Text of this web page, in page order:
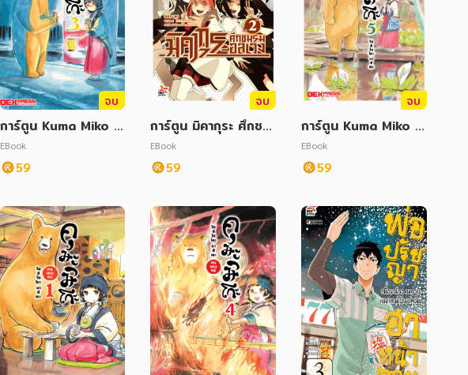
จบ
การ์ตูน Kuma Miko 3
คุมะมิโกะ คนทรงหมี
EBook
59
จบ
การ์ตูน มิคากุระ ศึกชม
รมอลเวง เล่ม 2
EBook
59
จบ
การ์ตูน Kuma Miko 5
คุมะมิโกะ คนทรงหมี
EBook
59